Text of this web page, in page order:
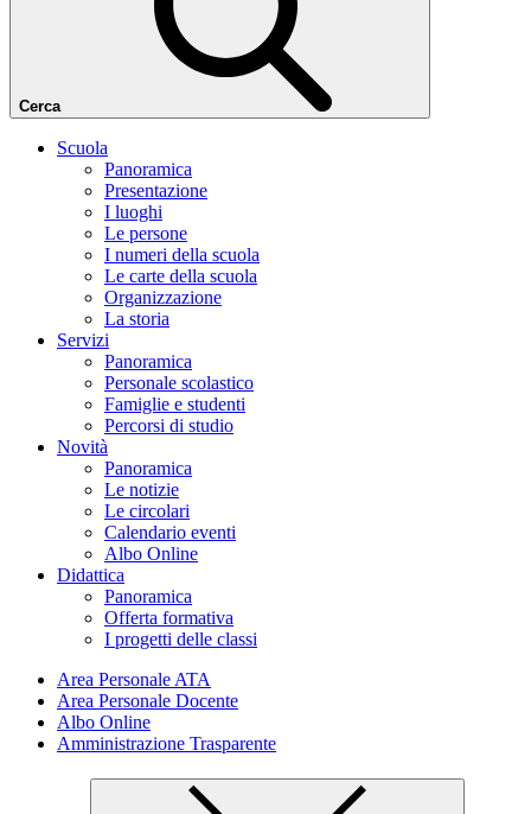
Cerca
Scuola
Panoramica
Presentazione
I luoghi
Le persone
I numeri della scuola
Le carte della scuola
Organizzazione
La storia
Servizi
Panoramica
Personale scolastico
Famiglie e studenti
Percorsi di studio
Novità
Panoramica
Le notizie
Le circolari
Calendario eventi
Albo Online
Didattica
Panoramica
Offerta formativa
I progetti delle classi
Area Personale ATA
Area Personale Docente
Albo Online
Amministrazione Trasparente